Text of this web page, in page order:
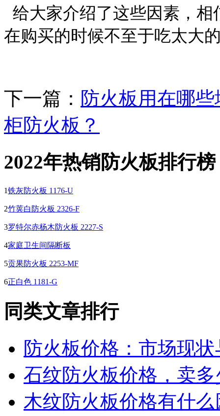
给大家介绍了这些因素，相
在购买的时候不至于吃太大
下一篇： 防火板用在哪
柜防火板？
2022年热销防火板排行榜
1铁灰防火板 1176-U
2竹荚白防火板 2326-F
3罗特尔赤杨木防火板 2227-S
4家庭卫生间隔断板
5贡果防火板 2253-MF
6正白色 1181-G
同类文章排行
防火板价格：市场现
石纹防火板价格，卖
木纹防火板价格有什